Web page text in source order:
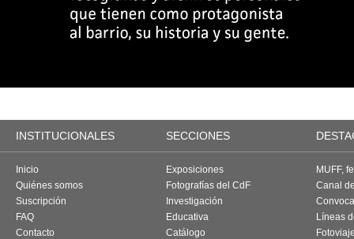
INSTITUCIONALES SECCIONES
Inicio
Quiénes somos
Suscripción
FAQ
Contacto
Exposiciones
Fotografías del CdF
Investigación
Educativa
Catálogo
MUFF,
Canal
Líneas